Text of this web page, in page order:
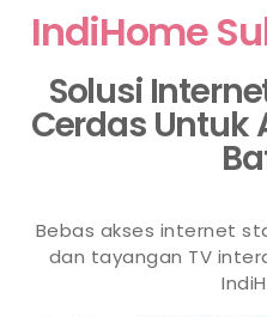
IndiHome
Solusi
Cerdas Untuk
Bebas akses internet
dan tayangan TV